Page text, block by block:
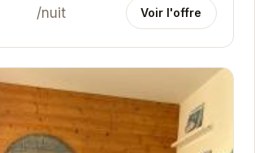
/nuit Voir l'offre